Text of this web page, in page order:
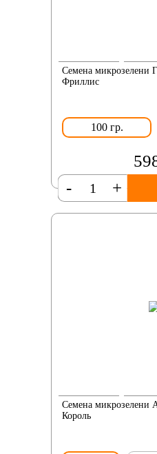
Семена микрозелени
Фриллис
100 гр.
+
-
Семена микрозелени
Король